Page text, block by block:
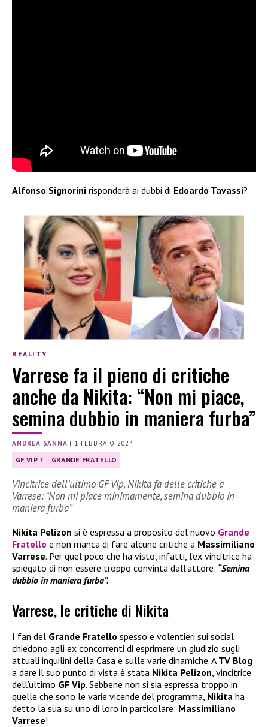
Alfonso Signorini risponderà ai dubbi di Edoardo Tavassi?
REALITY
Varrese fa il pieno di critiche
anche da Nikita: “Non mi piace,
semina dubbio in maniera furba”
ANDREA SANNA | 1 FEBBRAIO 2024
GF VIP 7 GRANDE FRATELLO
Vincitrice dell’ultimo GF Vip, Nikita fa delle critiche a
Varrese: “Non mi piace minimamente, semina dubbio in
maniera furba”
Nikita Pelizon si è espressa a proposito del nuovo Grande
Fratello e non manca di fare alcune critiche a Massimiliano
Varrese. Per quel poco che ha visto, infatti, l’ex vincitrice ha
spiegato di non essere troppo convinta dall’attore: “Semina
dubbio in maniera furba”.
Varrese, le critiche di Nikita
I fan del Grande Fratello spesso e volentieri sui social
chiedono agli ex concorrenti di esprimere un giudizio sugli
attuali inquilini della Casa e sulle varie dinamiche. A TV Blog
a dare il suo punto di vista è stata Nikita Pelizon , vincitrice
dell’ultimo GF Vip. Sebbene non si sia espressa troppo in
quelle che sono le varie vicende del programma, Nikita ha
detto la sua su uno di loro in particolare: Massimiliano
Varrese!